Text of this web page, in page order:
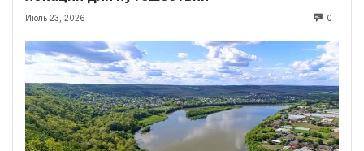
Июль 23, 2026 0